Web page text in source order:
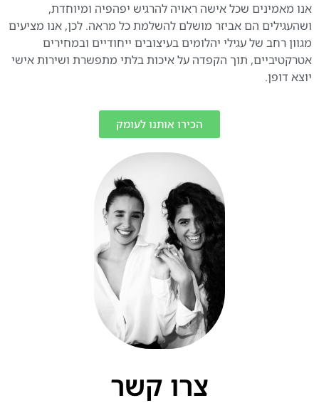
אנו מאמינים שכל אישה ראויה להרגיש יפהפיה ומיוחדת,
ושהעגילים הם אביזר מושלם להשלמת כל מראה. לכן, אנו מציעים
מגוון רחב של עגילי יהלומים בעיצובים ייחודיים ובמחירים
אטרקטיביים, תוך הקפדה על איכות בלתי מתפשרת ושירות אישי
יוצא דופן.
הכירו אותנו לעומק
צרו קשר